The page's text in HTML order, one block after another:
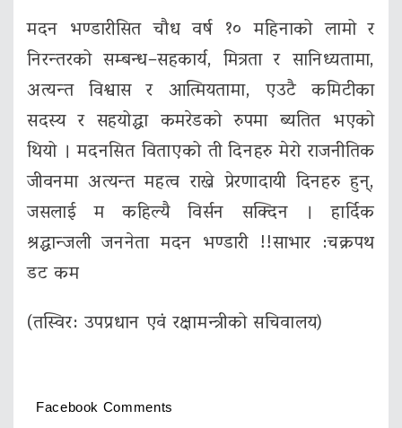
मदन भण्डारीसित चौध वर्ष १० महिनाको लामो र
निरन्तरको सम्बन्ध–सहकार्य, मित्रता र सानिध्यतामा,
अत्यन्त विश्वास र आत्मियतामा, एउटै कमिटीका
सदस्य र सहयोद्धा कमरेडको रुपमा ब्यतित भएको
थियो । मदनसित विताएको ती दिनहरु मेरो राजनीतिक
जीवनमा अत्यन्त महत्व राख्ने प्रेरणादायी दिनहरु हुन्,
जसलाई म कहिल्यै विर्सन सक्दिन । हार्दिक
श्रद्धान्जली जननेता मदन भण्डारी !!साभार :चक्रपथ
डट कम
(तस्विर: उपप्रधान एवं रक्षामन्त्रीको सचिवालय)
Facebook Comments